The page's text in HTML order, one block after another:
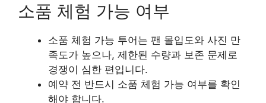
소품 체험 가능 여부
소품 체험 가능 투어는 팬 몰입도와 사진 만
족도가 높으나, 제한된 수량과 보존 문제로
경쟁이 심한 편입니다.
예약 전 반드시 소품 체험 가능 여부를 확인
해야 합니다.